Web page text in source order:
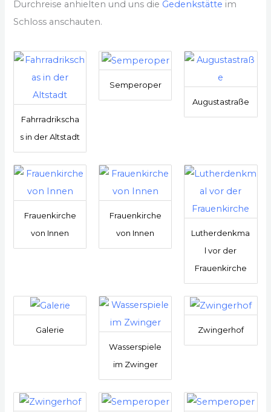
Durchreise anhielten und uns die Gedenkstätte im
Schloss anschauten.
Fahrradrikscha
s in der Altstadt
Semperoper
Augustastraße
Frauenkirche
von Innen
Frauenkirche
von Innen
Lutherdenkma
l vor der
Frauenkirche
Galerie
Wasserspiele
im Zwinger
Zwingerhof